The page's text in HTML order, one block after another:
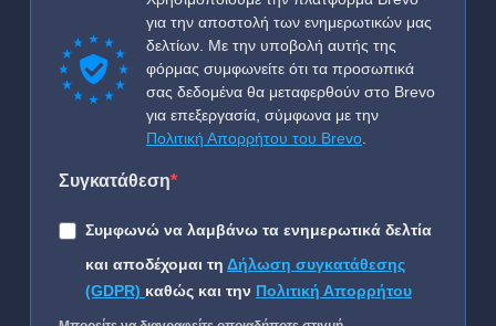
για την αποστολή των ενημερωτικών μας
δελτίων. Με την υποβολή αυτής της
φόρμας συμφωνείτε ότι τα προσωπικά
σας δεδομένα θα μεταφερθούν στο Brevo
για επεξεργασία, σύμφωνα με την
Πολιτική Απορρήτου του Brevo
Συγκατάθεση
Συμφωνώ να λαμβάνω τα ενημερωτικά δελτία
και αποδέχομαι τη Δήλωση συγκατάθεσης
(GDPR) καθώς και την Πολιτική Απορρήτου